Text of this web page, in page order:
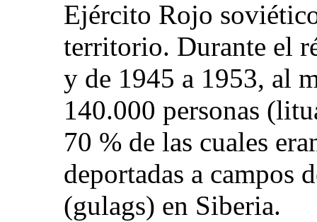
Ejército Rojo
territorio. Durante el
y de 1945 a 1953, al
140.000 personas
70 % de las cuales
deportadas a campos
(gulags) en Siberia.